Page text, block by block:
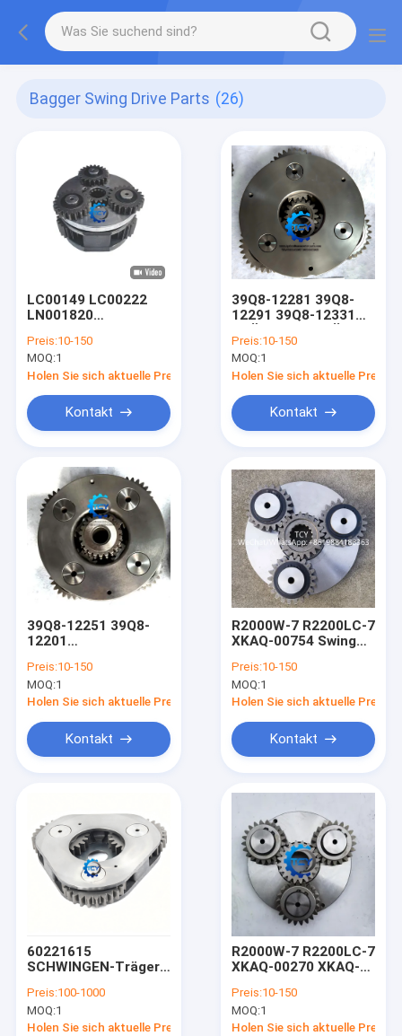
Bagger Swing Drive Parts (26)
LC00149 LC00222
LN001820
Sonnenschwing-
Reduzierungsgetriebe
Cx210 Sh210
Preis:10-150
MOQ:1
Holen Sie sich aktuelle Preis
Kontakt
39Q8-12281 39Q8-
12291 39Q8-12331
HX300 HX300LC
R300LC-9​ BAGGER
SCHWENKANTRIEB
Preis:10-150
MOQ:1
Holen Sie sich aktuelle Preis
Kontakt
39Q8-12251 39Q8-
12201
mit Zahnrad-SONNEN
Nr. 2 für hx300 r300-9
Preis:10-150
MOQ:1
Holen Sie sich aktuelle Preis
Kontakt
R2000W-7 R2200LC-7
XKAQ-00754 Swing
Träger Assy XKAQ-
00010
Preis:10-150
MOQ:1
Holen Sie sich aktuelle Preis
Kontakt
60221615
SCHWINGEN-Träger-
RG27D25E SY485
SY500
Preis:100-1000
MOQ:1
Holen Sie sich aktuelle Preis
R2000W-7 R2200LC-7
XKAQ-00270 XKAQ-
Schwenkträgerbaugruppe
Preis:10-150
MOQ:1
Holen Sie sich aktuelle Preis